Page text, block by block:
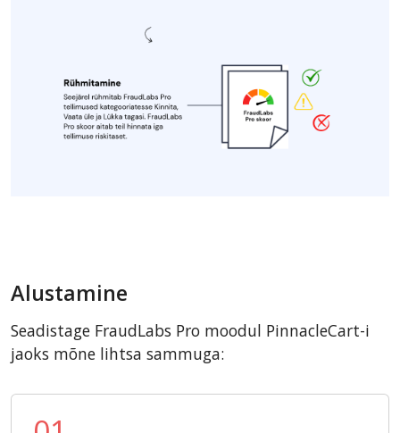
Alustamine
Seadistage FraudLabs Pro moodul PinnacleCart-i
jaoks mõne lihtsa sammuga: